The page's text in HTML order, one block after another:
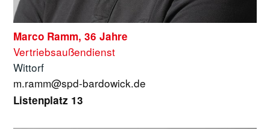
Marco Ramm, 36 Jahre
Vertriebsaußendienst
Wittorf
m.ramm@spd-bardowick.de
Listenplatz 13